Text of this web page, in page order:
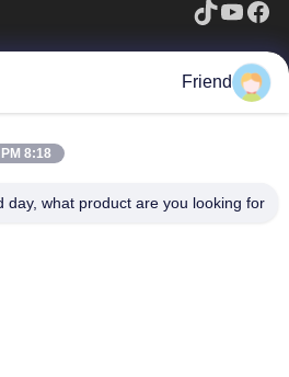
جميع الحقوق محفوظة
Friend
8:18 PM
Good day, what product are you looking